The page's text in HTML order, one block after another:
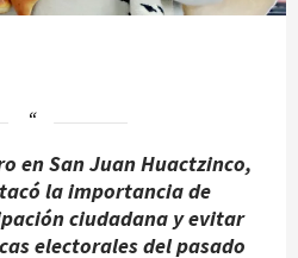
en San Juan Huactzinco,
la importancia de
ciudadana y evitar
electorales del pasado